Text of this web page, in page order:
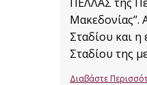
Μακεδονίας’’.
Σταδίου και η
Σταδίου της
Διαβάστε